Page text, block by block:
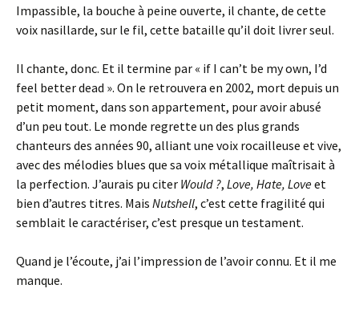
Impassible, la bouche à peine ouverte, il chante, de cette
voix nasillarde, sur le fil, cette bataille qu’il doit livrer seul.
Il chante, donc. Et il termine par « if I can’t be my own, I’d
feel better dead ». On le retrouvera en 2002, mort depuis un
petit moment, dans son appartement, pour avoir abusé
d’un peu tout. Le monde regrette un des plus grands
chanteurs des années 90, alliant une voix rocailleuse et vive,
avec des mélodies blues que sa voix métallique maîtrisait à
la perfection. J’aurais pu citer Would ?, Love, Hate, Loveet
bien d’autres titres. Mais Nutshell, c’est cette fragilité qui
semblait le caractériser, c’est presque un testament.
Quand je l’écoute, j’ai l’impression de l’avoir connu. Et il me
manque.